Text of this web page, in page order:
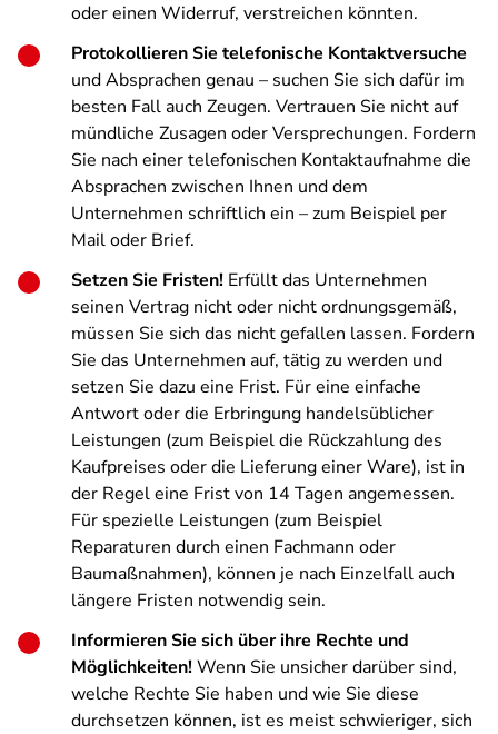
oder einen Widerruf, verstreichen könnten.
Protokollieren Sie telefonische Kontaktversuche
und Absprachen genau – suchen Sie sich dafür im
besten Fall auch Zeugen. Vertrauen Sie nicht auf
mündliche Zusagen oder Versprechungen. Fordern
Sie nach einer telefonischen Kontaktaufnahme die
Absprachen zwischen Ihnen und dem
Unternehmen schriftlich ein – zum Beispiel per
Mail oder Brief.
Setzen Sie Fristen! Erfüllt das Unternehmen
seinen Vertrag nicht oder nicht ordnungsgemäß,
müssen Sie sich das nicht gefallen lassen. Fordern
Sie das Unternehmen auf, tätig zu werden und
setzen Sie dazu eine Frist. Für eine einfache
Antwort oder die Erbringung handelsüblicher
Leistungen (zum Beispiel die Rückzahlung des
Kaufpreises oder die Lieferung einer Ware), ist in
der Regel eine Frist von 14 Tagen angemessen.
Für spezielle Leistungen (zum Beispiel
Reparaturen durch einen Fachmann oder
Baumaßnahmen), können je nach Einzelfall auch
längere Fristen notwendig sein.
Informieren Sie sich über ihre Rechte und
Möglichkeiten!Wenn Sie unsicher darüber sind,
welche Rechte Sie haben und wie Sie diese
durchsetzen können, ist es meist schwieriger, sich